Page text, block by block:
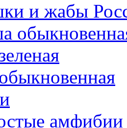
и жабы